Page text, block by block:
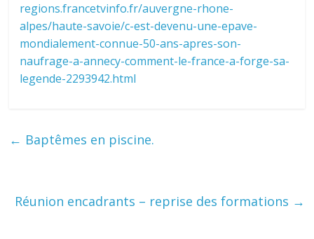
regions.francetvinfo.fr/auvergne-rhone-
alpes/haute-savoie/c-est-devenu-une-epave-
mondialement-connue-50-ans-apres-son-
naufrage-a-annecy-comment-le-france-a-forge-sa-
legende-2293942.html
← Baptêmes en piscine.
Réunion encadrants – reprise des formations →